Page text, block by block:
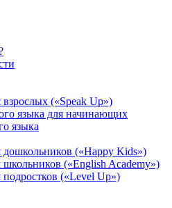
(«Speak Up»)
языка для начинающих
языка
(«Happy Kids»)
(«English Academy»)
(«Level Up»)